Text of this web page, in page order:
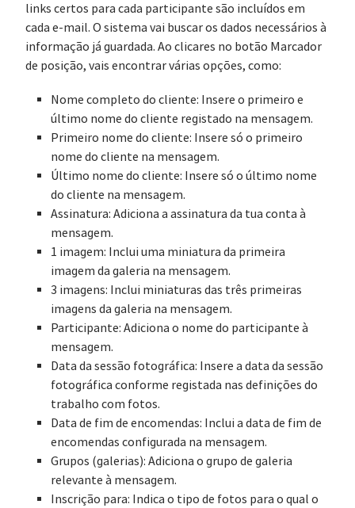
links certos para cada participante são incluídos em
cada e-mail. O sistema vai buscar os dados necessários à
informação já guardada. Ao clicares no botão Marcador
de posição, vais encontrar várias opções, como:
Nome completo do cliente: Insere o primeiro e
último nome do cliente registado na mensagem.
Primeiro nome do cliente: Insere só o primeiro
nome do cliente na mensagem.
Último nome do cliente: Insere só o último nome
do cliente na mensagem.
Assinatura: Adiciona a assinatura da tua conta à
mensagem.
1 imagem: Inclui uma miniatura da primeira
imagem da galeria na mensagem.
3 imagens: Inclui miniaturas das três primeiras
imagens da galeria na mensagem.
Participante: Adiciona o nome do participante à
mensagem.
Data da sessão fotográfica: Insere a data da sessão
fotográfica conforme registada nas definições do
trabalho com fotos.
Data de fim de encomendas: Inclui a data de fim de
encomendas configurada na mensagem.
Grupos (galerias): Adiciona o grupo de galeria
relevante à mensagem.
Inscrição para: Indica o tipo de fotos para o qual o